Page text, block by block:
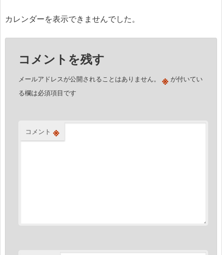
ビ
カレンダーを表示できませんでした。
コメントを残す
メールアドレスが公開されることはありません。 ※が付いてい
る欄は必須項目です
コメント ※